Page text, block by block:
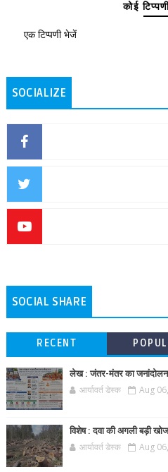
कोई
एक टिप्पणी भेजें
SOCIALIZE
SOCIAL SHARE
RECENT
लेख : जंतर-मंतर का जनांदोलन
आर्यावर्त डेस्क Aug
विशेष : दवा की अगली बड़ी
आर्यावर्त डेस्क Aug